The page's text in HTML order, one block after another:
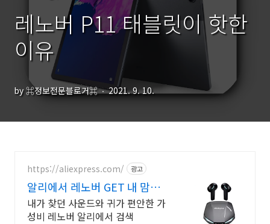
레노버 P11 태블릿이 핫한
이유
by ⌘정보전문블로거⌘ 2021. 9. 10.
https://aliexpress.com/ 광고
알리에서 레노버 GET 내 맘에
쏙드는 오늘의 특가
내가 찾던 사운드와 귀가 편안한 가
성비 레노버 알리에서 검색